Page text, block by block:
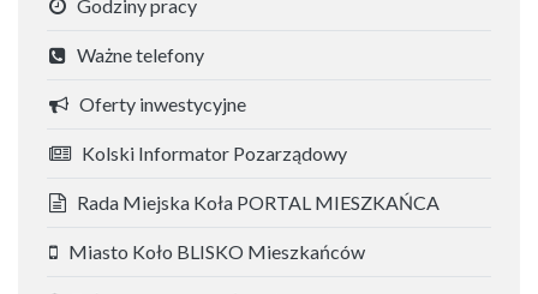
Godziny pracy
Ważne telefony
Oferty inwestycyjne
Kolski Informator Pozarządowy
Rada Miejska Koła PORTAL MIESZKAŃCA
Miasto Koło BLISKO Mieszkańców